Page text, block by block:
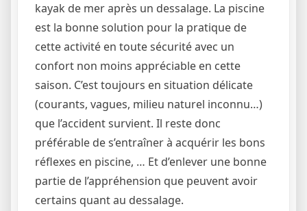
kayak de mer après un dessalage. La piscine
est la bonne solution pour la pratique de
cette activité en toute sécurité avec un
confort non moins appréciable en cette
saison. C’est toujours en situation délicate
(courants, vagues, milieu naturel inconnu…)
que l’accident survient. Il reste donc
préférable de s’entraîner à acquérir les bons
réflexes en piscine, … Et d’enlever une bonne
partie de l’appréhension que peuvent avoir
certains quant au dessalage.